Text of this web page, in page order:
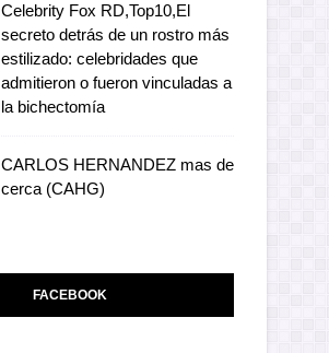
Celebrity Fox RD,Top10,El
secreto detrás de un rostro más
estilizado: celebridades que
admitieron o fueron vinculadas a
la bichectomía
CARLOS HERNANDEZ mas de
cerca (CAHG)
FACEBOOK